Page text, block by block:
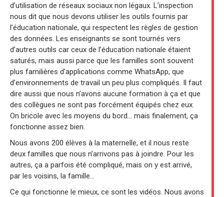
d’utilisation de réseaux sociaux non légaux. L’inspection
nous dit que nous devons utiliser les outils fournis par
l’éducation nationale, qui respectent les règles de gestion
des données. Les enseignants se sont tournés vers
d’autres outils car ceux de l’éducation nationale étaient
saturés, mais aussi parce que les familles sont souvent
plus familières d’applications comme WhatsApp, que
d’environnements de travail un peu plus compliqués. Il faut
dire aussi que nous n’avons aucune formation à ça et que
des collègues ne sont pas forcément équipés chez eux.
On bricole avec les moyens du bord… mais finalement, ça
fonctionne assez bien.
Nous avons 200 élèves à la maternelle, et il nous reste
deux familles que nous n’arrivons pas à joindre. Pour les
autres, ça a parfois été compliqué, mais on y est arrivé,
par les voisins, la famille…
Ce qui fonctionne le mieux, ce sont les vidéos. Nous avons